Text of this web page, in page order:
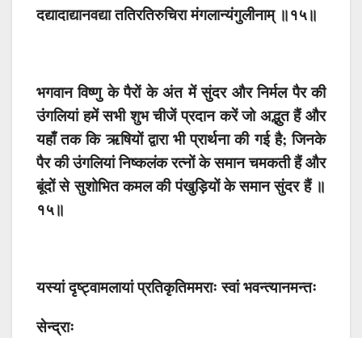
दद्यादाद्यानवद्या ततिरतिरुचिरा मंगलान्यंगुलीनाम् ॥१५॥
भगवान विष्णु के पैरों के अंत में सुंदर और निर्मल पैर की
उंगलियां हमें सभी शुभ चीजें प्रदान करें जो अद्भुत हैं और
यहाँ तक ​​कि ऋषियों द्वारा भी प्रार्थना की गई है; जिनके
पैर की उंगलियां निष्कलंक रत्नों के समान चमकती हैं और
बूंदों से सुशोभित कमल की पंखुड़ियों के समान सुंदर हैं ॥
१५॥
यस्यां दृष्ट्वामलायां प्रतिकृतिममराः स्वां भवन्त्यानमन्तः
सेन्द्राः